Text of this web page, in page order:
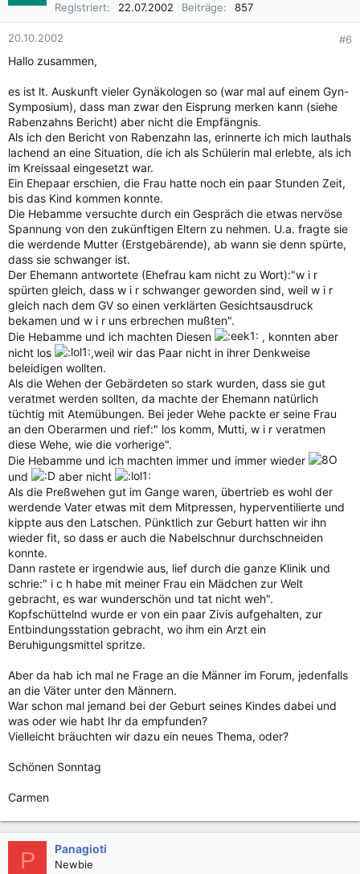
Registriert
22.07.2002 Beiträge 857
20.10.2002 #6
Hallo zusammen,
es ist lt. Auskunft vieler Gynäkologen so (war mal auf einem Gyn-
Symposium), dass man zwar den Eisprung merken kann (siehe
Rabenzahns Bericht) aber nicht die Empfängnis.
Als ich den Bericht von Rabenzahn las, erinnerte ich mich lauthals
lachend an eine Situation, die ich als Schülerin mal erlebte, als ich
im Kreissaal eingesetzt war.
Ein Ehepaar erschien, die Frau hatte noch ein paar Stunden Zeit,
bis das Kind kommen konnte.
Die Hebamme versuchte durch ein Gespräch die etwas nervöse
Spannung von den zukünftigen Eltern zu nehmen. U.a. fragte sie
die werdende Mutter (Erstgebärende), ab wann sie denn spürte,
dass sie schwanger ist.
Der Ehemann antwortete (Ehefrau kam nicht zu Wort):"w i r
spürten gleich, dass w i r schwanger geworden sind, weil w i r
gleich nach dem GV so einen verklärten Gesichtsausdruck
bekamen und w i r uns erbrechen mußten".
Die Hebamme und ich machten Diesen
, konnten aber
nicht los
,weil wir das Paar nicht in ihrer Denkweise
beleidigen wollten.
Als die Wehen der Gebärdeten so stark wurden, dass sie gut
veratmet werden sollten, da machte der Ehemann natürlich
tüchtig mit Atemübungen. Bei jeder Wehe packte er seine Frau
an den Oberarmen und rief:" los komm, Mutti, w i r veratmen
diese Wehe, wie die vorherige".
Die Hebamme und ich machten immer und immer wieder
und
aber nicht
Als die Preßwehen gut im Gange waren, übertrieb es wohl der
werdende Vater etwas mit dem Mitpressen, hyperventilierte und
kippte aus den Latschen. Pünktlich zur Geburt hatten wir ihn
wieder fit, so dass er auch die Nabelschnur durchschneiden
konnte.
Dann rastete er irgendwie aus, lief durch die ganze Klinik und
schrie:" i c h habe mit meiner Frau ein Mädchen zur Welt
gebracht, es war wunderschön und tat nicht weh".
Kopfschüttelnd wurde er von ein paar Zivis aufgehalten, zur
Entbindungsstation gebracht, wo ihm ein Arzt ein
Beruhigungsmittel spritze.
Aber da hab ich mal ne Frage an die Männer im Forum, jedenfalls
an die Väter unter den Männern.
War schon mal jemand bei der Geburt seines Kindes dabei und
was oder wie habt Ihr da empfunden?
Vielleicht bräuchten wir dazu ein neues Thema, oder?
Schönen Sonntag
Carmen
P Panagioti
Newbie